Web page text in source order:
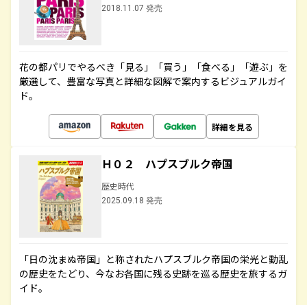
2018.11.07 発売
花の都パリでやるべき「見る」「買う」「食べる」「遊ぶ」を
厳選して、豊富な写真と詳細な図解で案内するビジュアルガイ
ド。
詳細を見る
Ｈ０２ ハプスブルク帝国
歴史時代
2025.09.18 発売
「日の沈まぬ帝国」と称されたハプスブルク帝国の栄光と動乱
の歴史をたどり、今なお各国に残る史跡を巡る歴史を旅するガ
イド。